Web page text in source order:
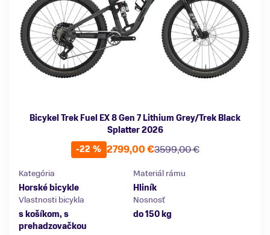
Bicykel Trek Fuel EX 8 Gen 7 Lithium Grey/Trek Black
Splatter 2026
-22 %
3599,00 €
2799,00 €
Kategória
Horské bicykle
Materiál rámu
Hliník
Vlastnosti bicykla
s košíkom, s
prehadzovačkou
Nosnosť
do 150 kg